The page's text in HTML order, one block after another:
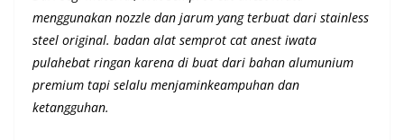
menggunakan nozzle dan jarum yang terbuat dari stainless
steel original. badan alat semprot cat anest iwata
pulahebat ringan karena di buat dari bahan alumunium
premium tapi selalu menjaminkeampuhan dan
ketangguhan.